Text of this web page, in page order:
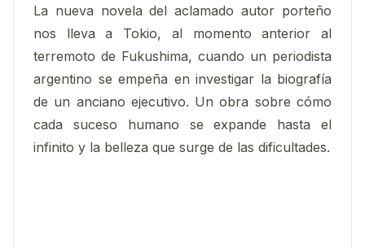
La nueva novela del aclamado autor porteño
nos lleva a Tokio, al momento anterior al
terremoto de Fukushima, cuando un periodista
argentino se empeña en investigar la biografía
de un anciano ejecutivo. Un obra sobre cómo
cada suceso humano se expande hasta el
infinito y la belleza que surge de las dificultades.